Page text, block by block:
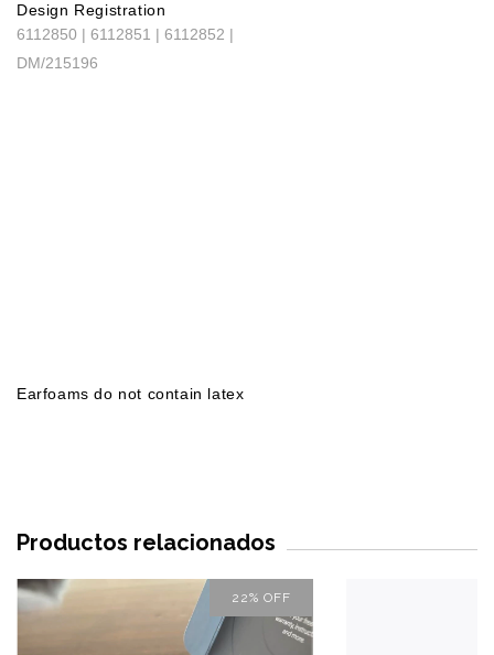
Design Registration
6112850 | 6112851 | 6112852 |
DM/215196
Earfoams do not contain latex
Productos relacionados
22% OFF